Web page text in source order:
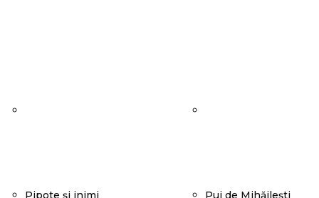
Pipote și inimi Pui de Mihăilești